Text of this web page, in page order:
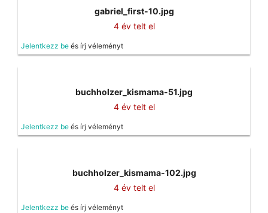
gabriel_first-10.jpg
4 év telt el
Jelentkezz be és írj véleményt
buchholzer_kismama-51.jpg
4 év telt el
Jelentkezz be és írj véleményt
buchholzer_kismama-102.jpg
4 év telt el
Jelentkezz be és írj véleményt